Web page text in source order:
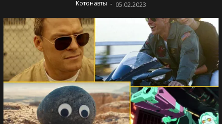
Котонавты - 05.02.2023